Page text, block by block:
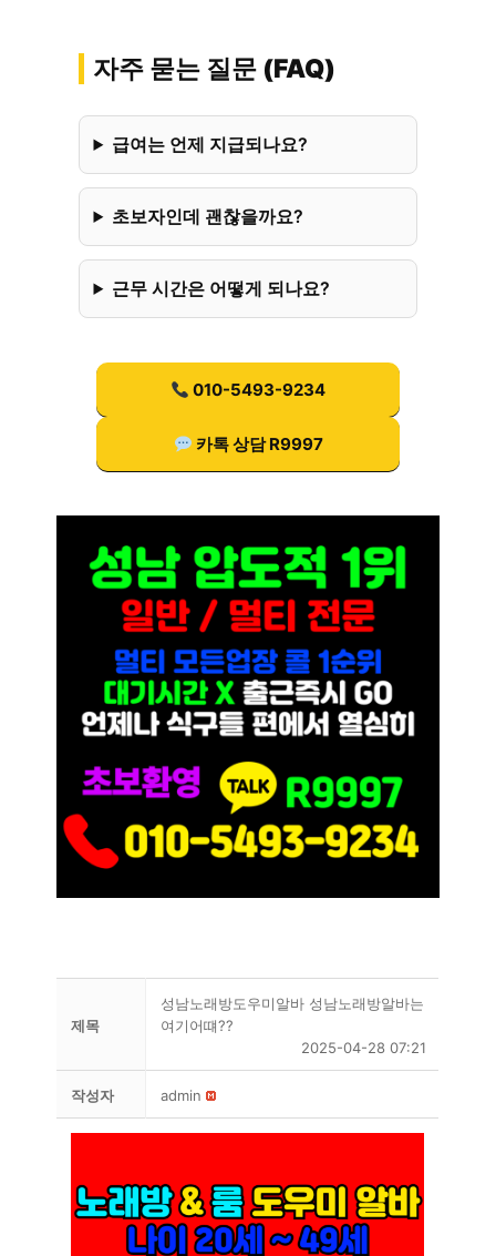
자주 묻는 질문 (FAQ)
급여는 언제 지급되나요?
초보자인데 괜찮을까요?
근무 시간은 어떻게 되나요?
010-5493-9234
카톡 상담 R9997
제목
성남노래방도우미알바 성남노래방알바는
여기어떄??
2025-04-28 07:21
작성자 admin